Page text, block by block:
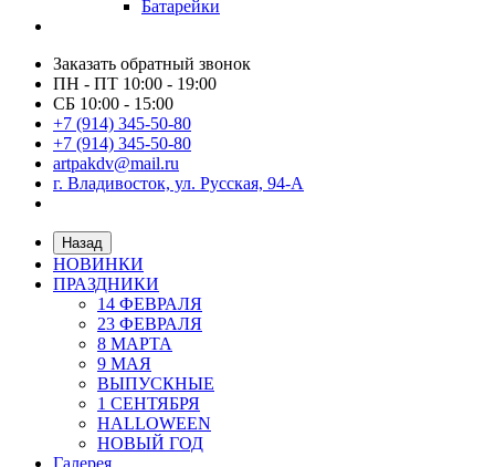
Батарейки
Заказать обратный звонок
ПН - ПТ 10:00 - 19:00
СБ 10:00 - 15:00
+7 (914) 345-50-80
+7 (914) 345-50-80
artpakdv@mail.ru
г. Владивосток, ул. Русская, 94-А
Назад
НОВИНКИ
ПРАЗДНИКИ
14 ФЕВРАЛЯ
23 ФЕВРАЛЯ
8 МАРТА
9 МАЯ
ВЫПУСКНЫЕ
1 СЕНТЯБРЯ
HALLOWEEN
НОВЫЙ ГОД
Галерея